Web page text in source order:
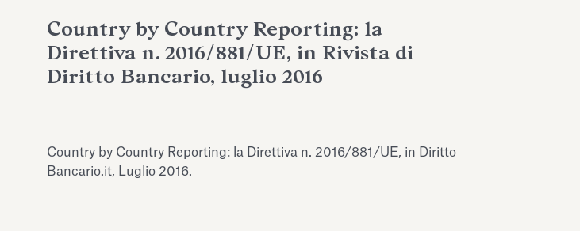
Country by Country Reporting: la
Direttiva n. 2016/881/UE, in Rivista di
Diritto Bancario, luglio 2016
Country by Country Reporting: la Direttiva n. 2016/881/UE, in Diritto
Bancario.it, Luglio 2016.